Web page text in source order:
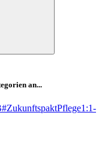
an...
#ZukunftspaktPflege1:1-